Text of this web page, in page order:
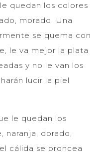
quedan los colores
morado. Una
se quema con
le va mejor la plata
y no le van los
lucir la piel
le quedan los
naranja, dorado,
cálida se broncea